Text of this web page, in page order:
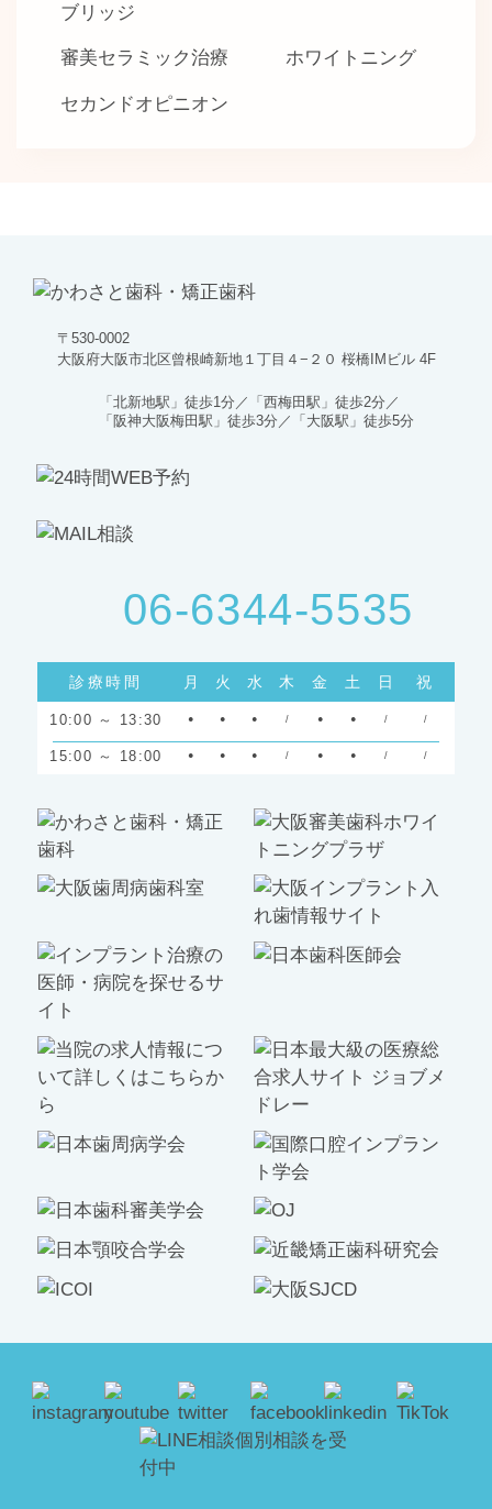
ブリッジ
審美セラミック治療 ホワイトニング
セカンドオピニオン
〒530-0002
大阪府大阪市北区曾根崎新地１丁目４−２０ 桜橋IMビル 4F
「北新地駅」徒歩1分／「西梅田駅」徒歩2分／
「阪神大阪梅田駅」徒歩3分／「大阪駅」徒歩5分
06-6344-5535
診療時間 月 火 水 木 金 土 日 祝
10:00 ～ 13:30 ● ● ● / ● ● / /
15:00 ～ 18:00 ● ● ● / ● ● / /